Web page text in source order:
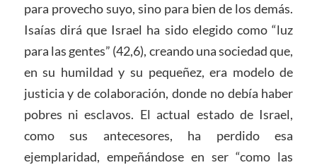
para provecho suyo, sino para bien de los demás.
Isaías dirá que Israel ha sido elegido como “luz
para las gentes” (42,6), creando una sociedad que,
en su humildad y su pequeñez, era modelo de
justicia y de colaboración, donde no debía haber
pobres ni esclavos. El actual estado de Israel,
como sus antecesores, ha perdido esa
ejemplaridad, empeñándose en ser “como las